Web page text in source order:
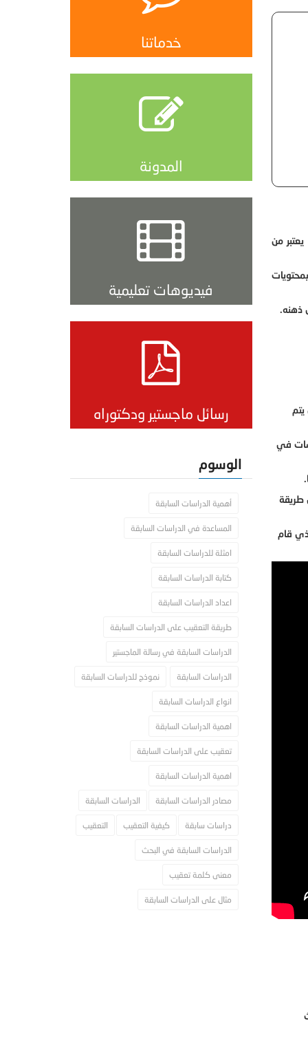
من
ذهنه.
في
طريقة
قام
خدماتنا
المدونة
فيديوهات تعليمية
رسائل ماجستير ودكتوراه
الوسوم
أهمية الدراسات السابقة
المساعدة في الدراسات السابقة
امثلة للدراسات السابقة
كتابة الدراسات السابقة
اعداد الدراسات السابقة
طريقة التعقيب على الدراسات السابقة
الدراسات السابقة في رسالة الماجستير
الدراسات السابقة نموذج للدراسات السابقة
انواع الدراسات السابقة
اهمية الدراسات السابقة
تعقيب على الدراسات السابقة
اهمية الدراسات السابقة
مصادر الدراسات السابقة الدراسات السابقة
دراسات سابقة كيفية التعقيب التعقيب
الدراسات السابقة في البحث
معنى كلمة تعقيب
مثال على الدراسات السابقة